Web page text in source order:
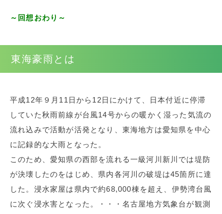
～回想おわり～
東海豪雨とは
平成12年９月11日から12日にかけて、日本付近に停滞
していた秋雨前線が台風14号からの暖かく湿った気流の
流れ込みで活動が活発となり、東海地方は愛知県を中心
に記録的な大雨となった。
このため、愛知県の西部を流れる一級河川新川では堤防
が決壊したのをはじめ、県内各河川の破堤は45箇所に達
した。浸水家屋は県内で約68,000棟を超え、伊勢湾台風
に次ぐ浸水害となった。・・・名古屋地方気象台が観測